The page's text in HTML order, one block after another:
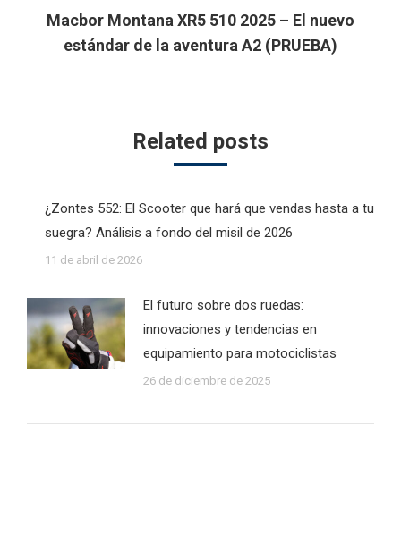
Next
post:
Macbor Montana XR5 510 2025 – El nuevo
estándar de la aventura A2 (PRUEBA)
Related posts
¿Zontes 552: El Scooter que hará que vendas hasta a tu
suegra? Análisis a fondo del misil de 2026
11 de abril de 2026
El futuro sobre dos ruedas:
innovaciones y tendencias en
equipamiento para motociclistas
26 de diciembre de 2025